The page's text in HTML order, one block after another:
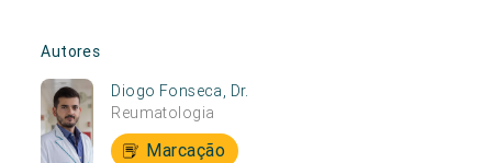
Autores
Diogo Fonseca, Dr.
Reumatologia
Marcação